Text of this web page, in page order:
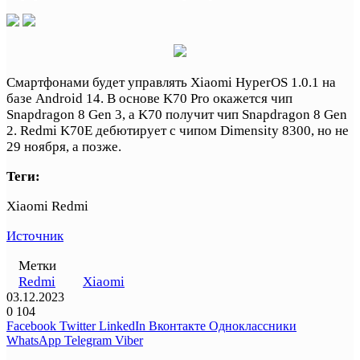
Смартфонами будет управлять Xiaomi HyperOS 1.0.1 на
базе Android 14. В основе K70 Pro окажется чип
Snapdragon 8 Gen 3, а K70 получит чип Snapdragon 8 Gen
2. Redmi K70E дебютирует с чипом Dimensity 8300, но не
29 ноября, а позже.
Теги:
Xiaomi Redmi
Источник
Метки
Redmi
Xiaomi
03.12.2023
0 104
Facebook Twitter LinkedIn Вконтакте Одноклассники
WhatsApp Telegram Viber